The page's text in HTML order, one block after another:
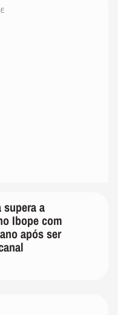
supera a
Ibope com
após ser